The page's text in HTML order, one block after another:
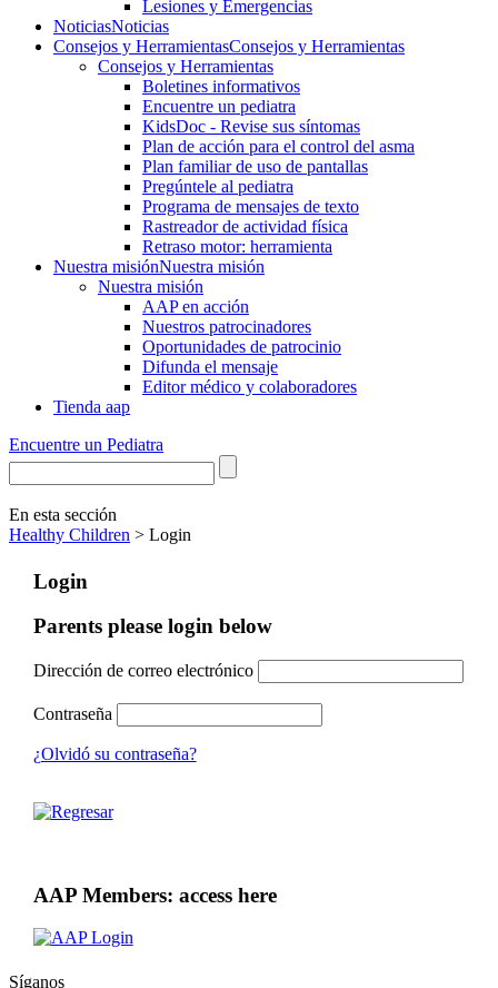
Lesiones y Emergencias
NoticiasNoticias
Consejos y HerramientasConsejos y Herramientas
Consejos y Herramientas
Boletines informativos
Encuentre un pediatra
KidsDoc - Revise sus síntomas
Plan de acción para el control del asma
Plan familiar de uso de pantallas
Pregúntele al pediatra
Programa de mensajes de texto
Rastre​​ador de activida​d física
Retraso motor: herramienta
Nuestra misiónNuestra misión
Nuestra misión
AAP en acción
Nuestros patrocinadores
Oportunidades de patrocinio
Difunda el mensaje
Editor médico y colaboradores
Tienda aap
Encuentre un Pediatra
En esta sección
Healthy Children > Login
Login
Parents please login below
Dirección de correo electrónico
Contraseña
¿Olvidó su contraseña?
AAP Members: access here
Síganos